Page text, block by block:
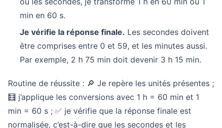
min en 60 s.
Je vérifie la réponse finale. Les secondes doivent
être comprises entre 0 et 59, et les minutes aussi.
Par exemple, 2 h 75 min doit devenir 3 h 15 min.
Routine de réussite : 🔎 Je repère les unités présentes ;
🧮 j’applique les conversions avec 1 h = 60 min et 1
min = 60 s ; ✅ je vérifie que la réponse finale est
normalisée, c’est-à-dire que les secondes et les